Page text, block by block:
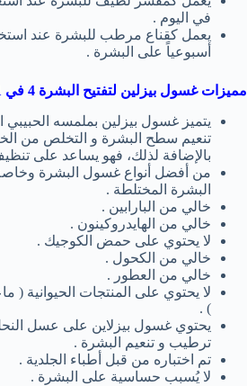
في اليوم .
يعمل كقناع مرطب للبشرة عند
أسبوعياً على البشرة .
مميزات غسول بيزلين لتفتيح البشرة 4 في 1 :
يتميز غسول بيزلين بملمسه
تنعيم سطح البشرة و التخلص من
بالإضافة لذلك، فهو يساعد على
من أفضل أنواع غسول البشرة
البشرة المختلطة .
خالي من البارابين .
خالي من الهايدروكينون .
لا يحتوي على حمض الكوجيك .
خالي من الكحول .
خالي من العطور .
لا يحتوي على المنتجات الحيوانية (
) .
يحتوي غسول بيزلاين على عسل
ترطيب و تنعيم البشرة .
تم اختباره من قبل أطباء الجلدية .
لا يُسبب حساسية على البشرة .